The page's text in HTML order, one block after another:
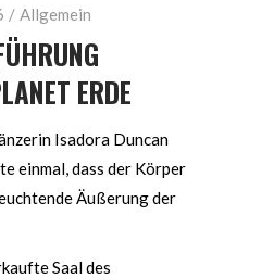
Allgemein
ERDE
Isadora Duncan
einmal, dass der Körper
Äußerung der
Saal des